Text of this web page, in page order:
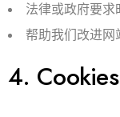
法律或政府要求
帮助我们改进网
4.